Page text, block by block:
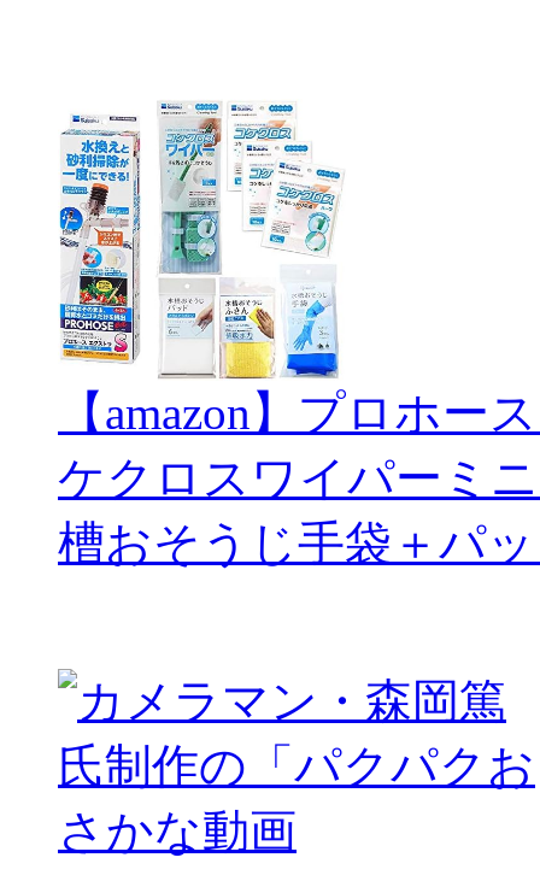
【amazon】プロホー
ケクロスワイパーミ
槽おそうじ手袋＋パ